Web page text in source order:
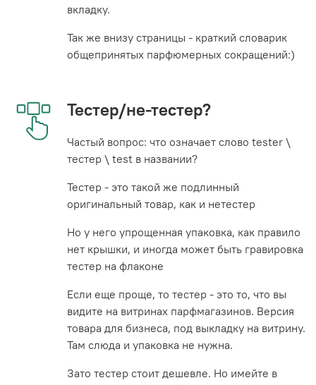
вкладку.
Так же внизу страницы - краткий словарик
общепринятых парфюмерных сокращений:)
Тестер/не-тестер?
Частый вопрос: что означает слово tester \
тестер \ test в названии?
Тестер - это такой же подлинный
оригинальный товар, как и нетестер
Но у него упрощенная упаковка, как правило
нет крышки, и иногда может быть гравировка
тестер на флаконе
Если еще проще, то тестер - это то, что вы
видите на витринах парфмагазинов. Версия
товара для бизнеса, под выкладку на витрину.
Там слюда и упаковка не нужна.
Зато тестер стоит дешевле. Но имейте в